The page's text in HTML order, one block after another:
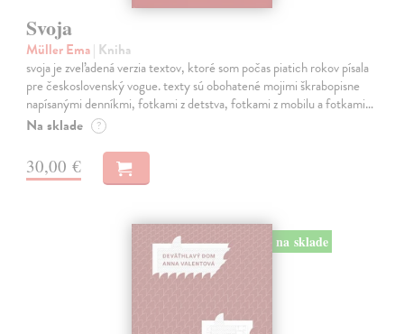
Svoja
Müller Ema| Kniha
svoja je zveľadená verzia textov, ktoré som počas piatich rokov písala
pre československý vogue. texty sú obohatené mojimi škrabopisne
napísanými denníkmi, fotkami z detstva, fotkami z mobilu a fotkami…
Na sklade ?
30,00 €
na sklade